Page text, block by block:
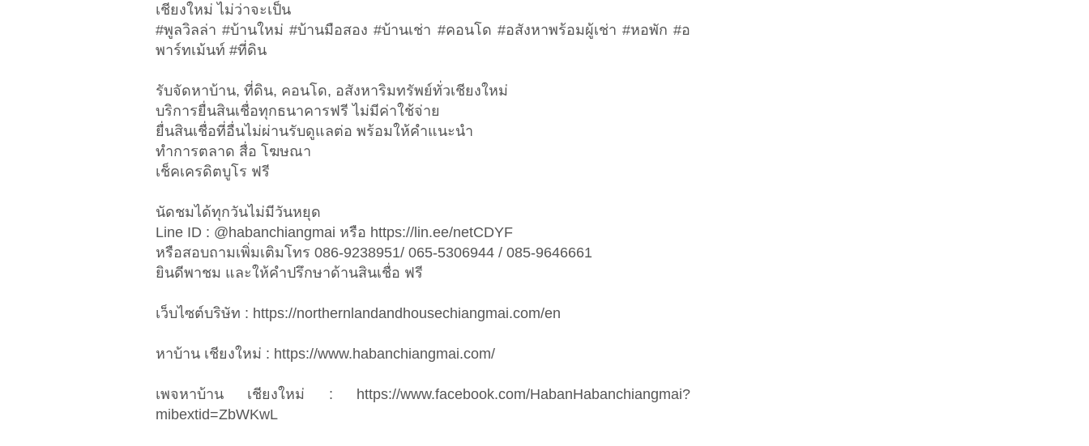
เชียงใหม่ ไม่ว่าจะเป็น
#พูลวิลล่า #บ้านใหม่ #บ้านมือสอง #บ้านเช่า #คอนโด #อสังหาพร้อมผู้เช่า #หอพัก #อ
พาร์ทเม้นท์ #ที่ดิน
รับจัดหาบ้าน, ที่ดิน, คอนโด, อสังหาริมทรัพย์ทั่วเชียงใหม่
บริการยื่นสินเชื่อทุกธนาคารฟรี ไม่มีค่าใช้จ่าย
ยื่นสินเชื่อที่อื่นไม่ผ่านรับดูแลต่อ พร้อมให้คำแนะนำ
ทำการตลาด สื่อ โฆษณา
เช็คเครดิตบูโร ฟรี
นัดชมได้ทุกวันไม่มีวันหยุด
Line ID : @habanchiangmai หรือ https://lin.ee/netCDYF
หรือสอบถามเพิ่มเติมโทร 086-9238951/ 065-5306944 / 085-9646661
ยินดีพาชม และให้คำปรึกษาด้านสินเชื่อ ฟรี
เว็บไซต์บริษัท : https://northernlandandhousechiangmai.com/en
หาบ้าน เชียงใหม่ : https://www.habanchiangmai.com/
เพจหาบ้าน เชียงใหม่ : https://www.facebook.com/HabanHabanchiangmai?
mibextid=ZbWKwL